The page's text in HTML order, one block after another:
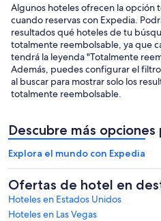
Algunos hoteles ofrecen la opción
cuando reservas con Expedia.
resultados qué hoteles de tu
totalmente reembolsable, ya que
tendrá la leyenda "Totalmente
Además, puedes configurar el
al buscar para mostrar solo los
totalmente reembolsable.
Descubre más
Explora el mundo con Expedia
Ofertas de hotel en
Hoteles en Estados Unidos
Hoteles en Las Vegas